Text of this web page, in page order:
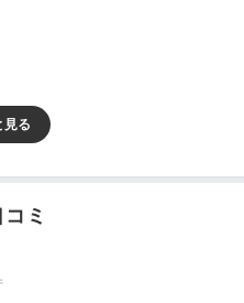
コミ